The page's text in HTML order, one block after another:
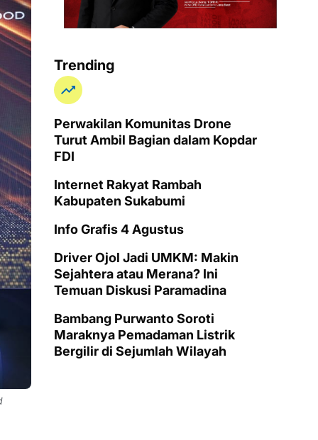
Trending
Perwakilan Komunitas Drone
Turut Ambil Bagian dalam Kopdar
FDI
Internet Rakyat Rambah
Kabupaten Sukabumi
Info Grafis 4 Agustus
Driver Ojol Jadi UMKM: Makin
Sejahtera atau Merana? Ini
Temuan Diskusi Paramadina
Bambang Purwanto Soroti
Maraknya Pemadaman Listrik
Bergilir di Sejumlah Wilayah